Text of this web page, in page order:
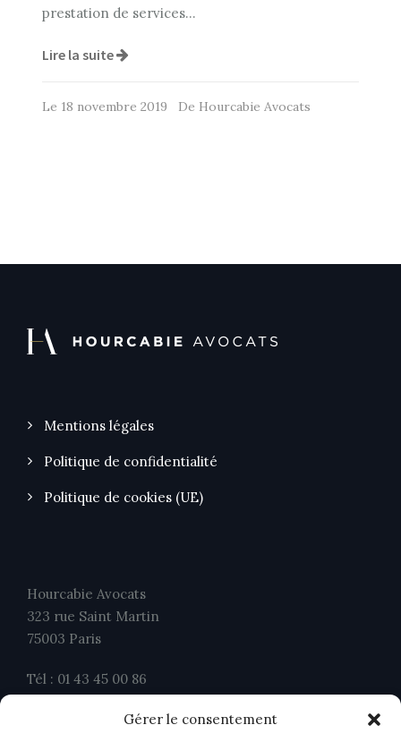
Gérer le consentement
prestation de services…
Lire la suite
Le 18 novembre 2019 De Hourcabie Avocats
Mentions légales
Politique de confidentialité
Politique de cookies (UE)
Hourcabie Avocats
323 rue Saint Martin
75003 Paris
Tél : 01 43 45 00 86
contact@ahavocats.fr